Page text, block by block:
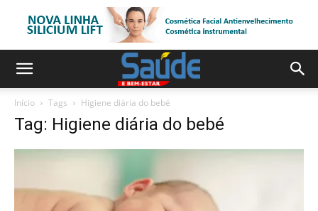
Início Tags Higiene diária do bebé
Tag: Higiene diária do bebé